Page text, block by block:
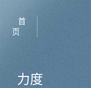
首
页
力度